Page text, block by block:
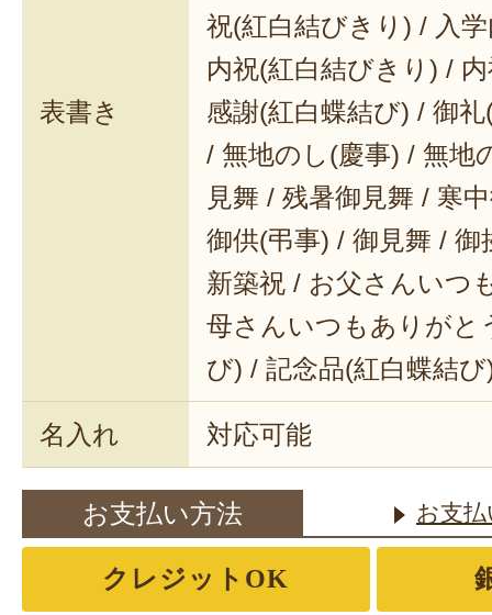
表書き
祝(紅白結びきり) / 入
内祝(紅白結びきり) /
感謝(紅白蝶結び) / 御
/ 無地のし(慶事) / 無地
見舞 / 残暑御見舞 / 寒
御供(弔事) / 御見舞 / 御
新築祝 / お父さんいつ
母さんいつもありがと
び) / 記念品(紅白蝶結び
名入れ 対応可能
お支払い方法 お支
クレジットOK